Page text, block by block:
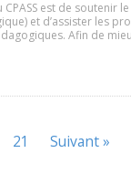
CPASS est de
et d’assister les
Afin de
21 Suivant »